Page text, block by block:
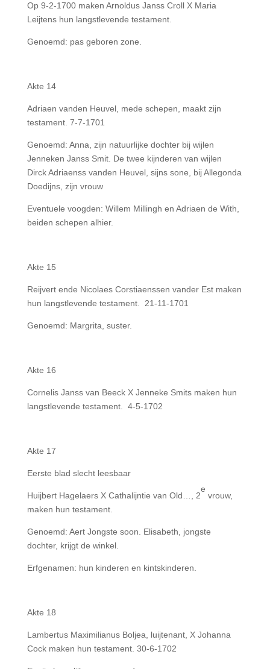
Op 9-2-1700 maken Arnoldus Janss Croll X Maria
Leijtens hun langstlevende testament.
Genoemd: pas geboren zone.
Akte 14
Adriaen vanden Heuvel, mede schepen, maakt zijn
testament. 7-7-1701
Genoemd: Anna, zijn natuurlijke dochter bij wijlen
Jenneken Janss Smit. De twee kijnderen van wijlen
Dirck Adriaenss vanden Heuvel, sijns sone, bij Allegonda
Doedijns, zijn vrouw
Eventuele voogden: Willem Millingh en Adriaen de With,
beiden schepen alhier.
Akte 15
Reijvert ende Nicolaes Corstiaenssen vander Est maken
hun langstlevende testament. 21-11-1701
Genoemd: Margrita, suster.
Akte 16
Cornelis Janss van Beeck X Jenneke Smits maken hun
langstlevende testament. 4-5-1702
Akte 17
Eerste blad slecht leesbaar
Huijbert Hagelaers X Cathalijntie van Old…, 2
e
vrouw,
maken hun testament.
Genoemd: Aert Jongste soon. Elisabeth, jongste
dochter, krijgt de winkel.
Erfgenamen: hun kinderen en kintskinderen.
Akte 18
Lambertus Maximilianus Boljea, luijtenant, X Johanna
Cock maken hun testament. 30-6-1702